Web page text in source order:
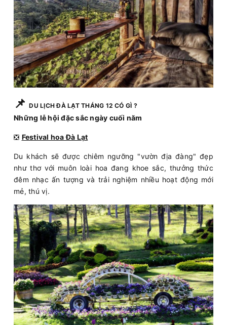
📌DU LỊCH ĐÀ LẠT THÁNG 12 CÓ GÌ ?
Những lễ hội đặc sắc ngày cuối năm
❎ Festival hoa Đà Lạt
Du khách sẽ được chiêm ngưỡng "vườn địa đàng" đẹp
như thơ với muôn loài hoa đang khoe sắc, thưởng thức
đêm nhạc ấn tượng và trải nghiệm nhiều hoạt động mới
mẻ, thú vị.